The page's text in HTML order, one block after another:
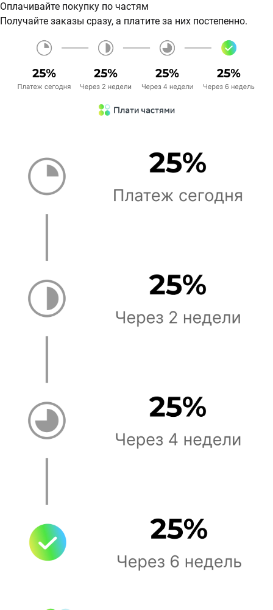
Оплачивайте покупку по частям
Получайте заказы сразу, а платите за них постепенно.